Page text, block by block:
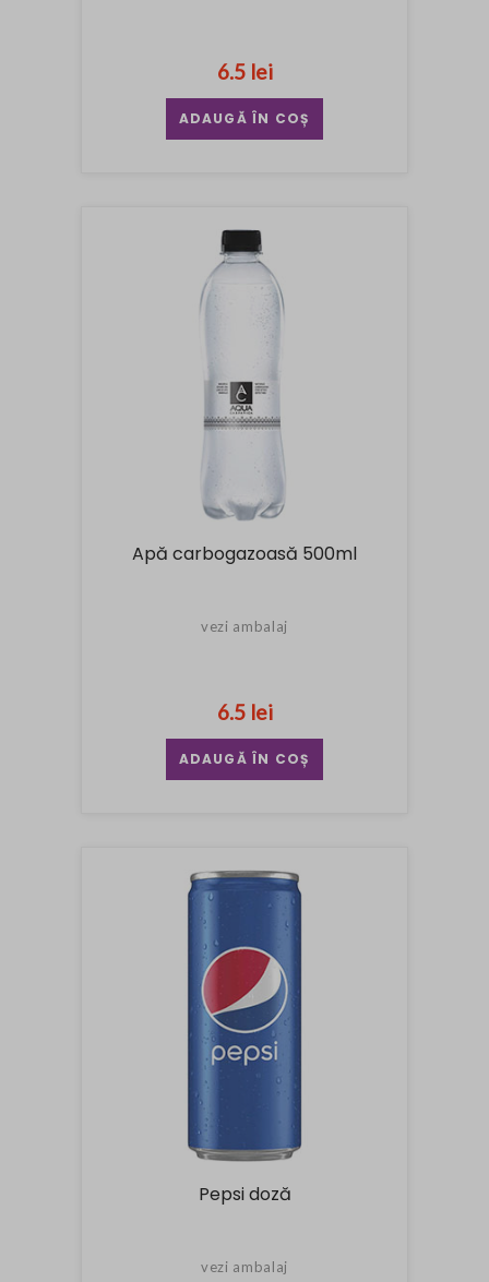
6.5 lei
ADAUGĂ ÎN COȘ
Apă carbogazoasă 500ml
vezi ambalaj
6.5 lei
ADAUGĂ ÎN COȘ
Pepsi doză
vezi ambalaj